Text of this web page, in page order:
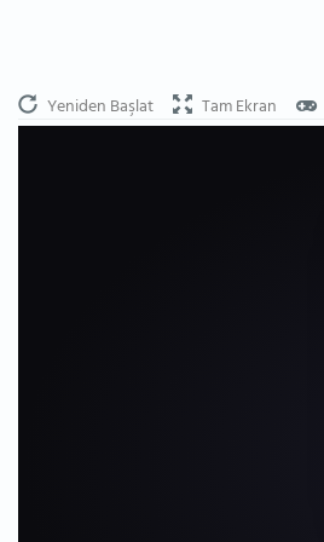
Yeniden Başlat Tam Ekran